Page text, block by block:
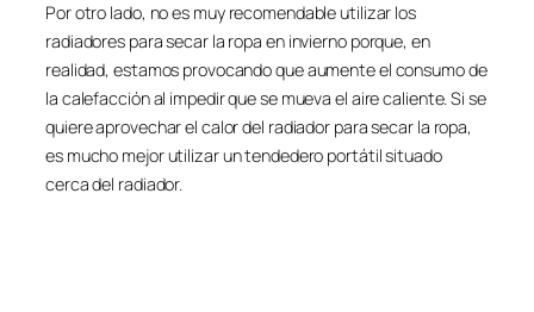
Por otro lado, no es muy recomendable utilizar los
radiadores para secar la ropa en invierno porque, en
realidad, estamos provocando que aumente el consumo de
la calefacción al impedir que se mueva el aire caliente. Si se
quiere aprovechar el calor del radiador para secar la ropa,
es mucho mejor utilizar un tendedero portátil situado
cerca del radiador.